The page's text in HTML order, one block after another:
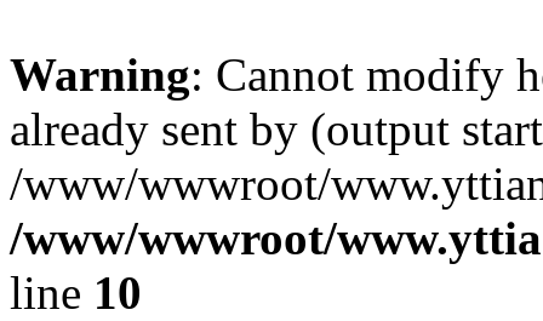
Warning: Cannot modify
already sent by (output
/www/wwwroot/
/www/wwwroot/
line 10